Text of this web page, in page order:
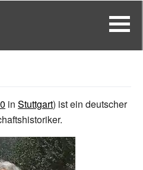
in Stuttgart) ist ein deutscher